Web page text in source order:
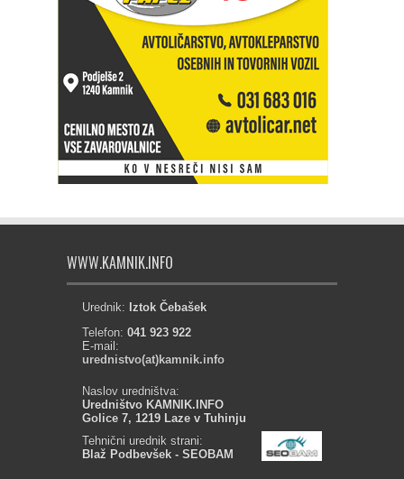
WWW.KAMNIK.INFO
Urednik: Iztok Čebašek
Telefon: 041 923 922
E-mail:
urednistvo(at)kamnik.info
Naslov uredništva:
Uredništvo KAMNIK.INFO
Golice 7, 1219 Laze v Tuhinju
Tehnični urednik strani:
Blaž Podbevšek - SEOBAM